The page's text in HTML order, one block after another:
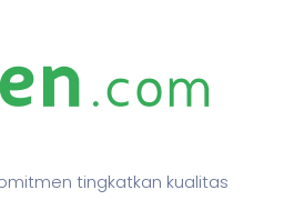
tingkatkan kualitas